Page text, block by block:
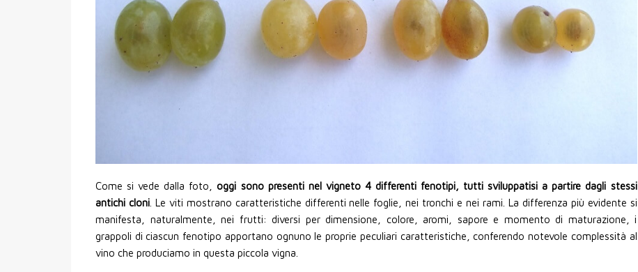
Come si vede dalla foto,oggi sono presenti nel vigneto 4 differenti fenotipi, tutti sviluppatisi a partire dagli stessi
antichi cloni. Le viti mostrano caratteristiche differenti nelle foglie, nei tronchi e nei rami. La differenza più evidente si
manifesta, naturalmente, nei frutti: diversi per dimensione, colore, aromi, sapore e momento di maturazione, i
grappoli di ciascun fenotipo apportano ognuno le proprie peculiari caratteristiche, conferendo notevole complessità al
vino che produciamo in questa piccola vigna.